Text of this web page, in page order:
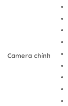
Camera chính